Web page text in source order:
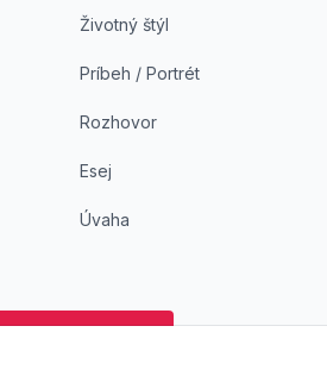
Životný štýl
Príbeh / Portrét
Rozhovor
Esej
Úvaha